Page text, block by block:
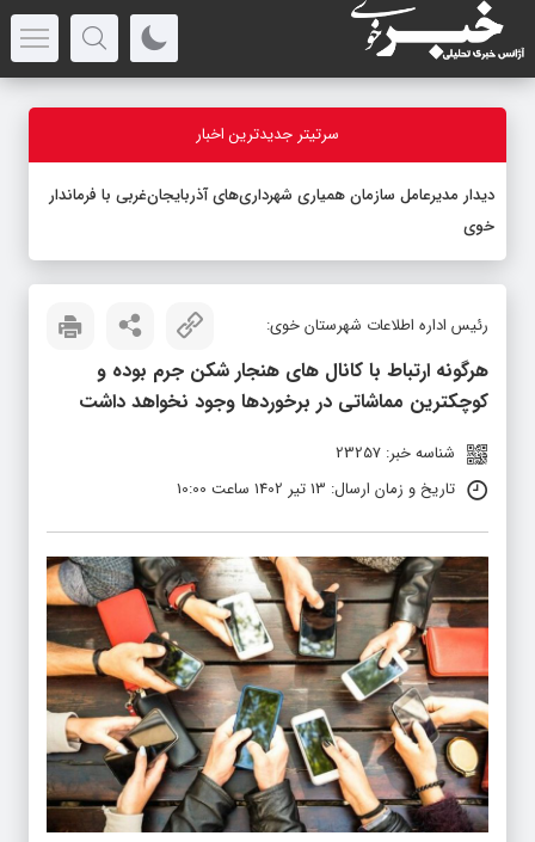
سرتیتر جدیدترین اخبار
دیدار مدیرعامل سازمان همیاری شهرداری‌های آذربایجان‌غربی با فرماندار
خوی
رئیس اداره اطلاعات شهرستان خوی:
هرگونه ارتباط با کانال های هنجار شکن جرم بوده و
کوچکترین مماشاتی در برخوردها وجود نخواهد داشت
شناسه خبر: 23257
تاریخ و زمان ارسال: 13 تیر 1402 ساعت 10:00